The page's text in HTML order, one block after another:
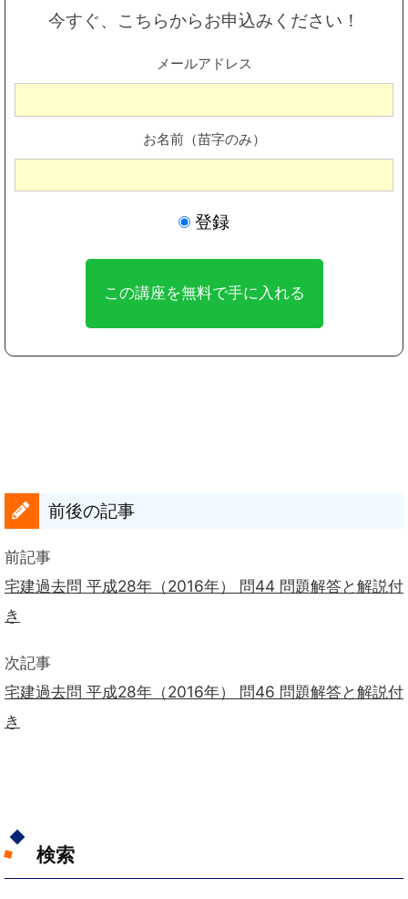
今すぐ、こちらからお申込みください！
メールアドレス
お名前（苗字のみ）
登録
前後の記事
前記事
宅建過去問 平成28年（2016年） 問44 問題解答と解説付
き
次記事
宅建過去問 平成28年（2016年） 問46 問題解答と解説付
き
検索